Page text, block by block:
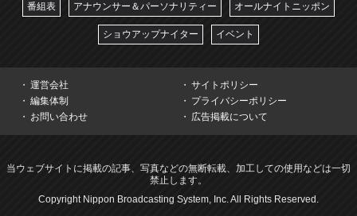
番組表 アナウンサー＆パーソナリティー オールナイトニッポン
ショウアップナイター イベント
運営会社
サイトポリシー
編集体制
プライバシーポリシー
お問い合わせ
広告掲載について
当ウェブサイトに掲載の記事、写真などの無断転載、加工しての使用などは一切
禁止します。
Copyright Nippon Broadcasting System, Inc. All Rights Reserved.